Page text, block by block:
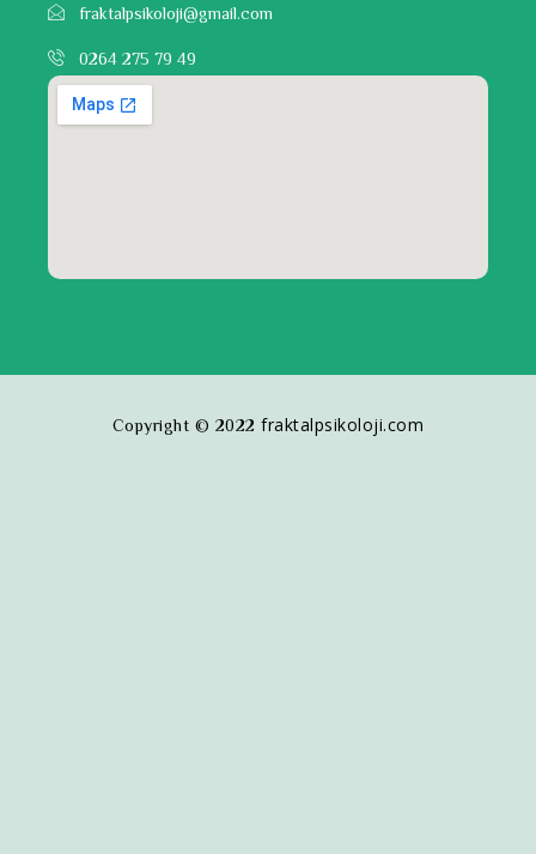
fraktalpsikoloji@gmail.com
0264 275 79 49
Copyright © 2022 fraktalpsikoloji.com